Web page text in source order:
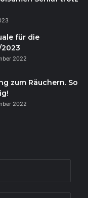
für die
2022
zum Räuchern. So
2022